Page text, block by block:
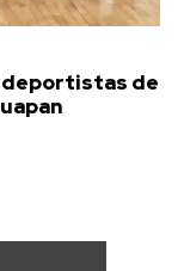
deportistas de